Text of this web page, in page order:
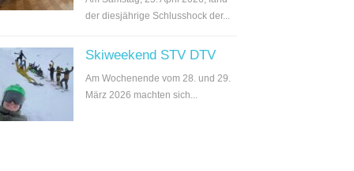
der diesjährige Schlusshock der...
Skiweekend STV DTV
Am Wochenende vom 28. und 29.
März 2026 machten sich...